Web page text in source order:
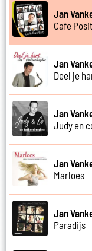
Jan
Cafe
Jan
Deel je
Jan
Judy en
Jan
Marloes
Jan
Paradijs